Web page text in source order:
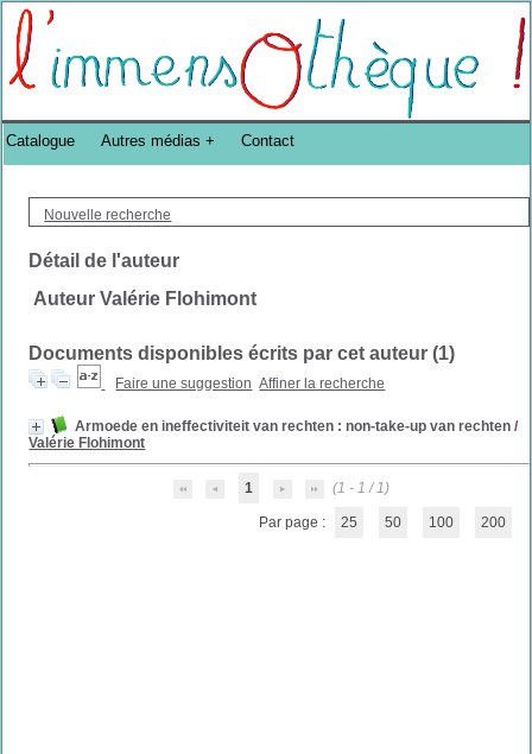
Bibliothèque DoucheFLUX Bibliotheek -->
Nouvelle recherche
Détail de l'auteur
Auteur Valérie Flohimont
Documents disponibles écrits par cet auteur (1)
Faire une suggestion Affiner la recherche
Armoede en ineffectiviteit van rechten : non-take-up van rechten /
Valérie Flohimont
1 (1 - 1 / 1)
Par page : 25 50 100 200
Catalogue Autres médias Contact